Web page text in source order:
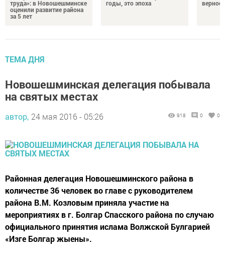
труда»: в Новошешминске
оценили развитие района
за 5 лет
годы, это эпоха
ТЕМА ДНЯ
Новошешминская делегация побывала
на святых местах
автор, 24 мая 2016 - 05:26 918 0 0
Районная делегация Новошешминского района в
количестве 36 человек во главе с руководителем
района В.М. Козловым приняла участие на
мероприятиях в г. Болгар Спасского района по случаю
официального принятия ислама Волжской Булгарией
«Изге Болгар жыены».